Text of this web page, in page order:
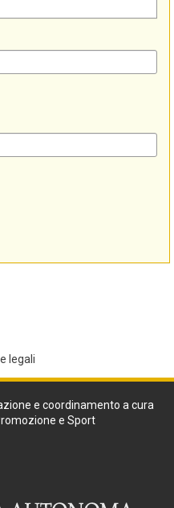
legali
e coordinamento a cura
e Sport